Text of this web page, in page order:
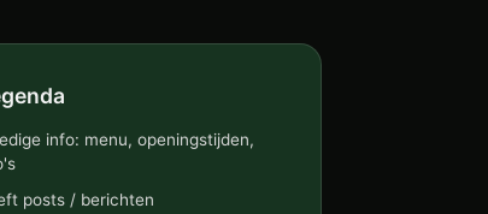
info: menu, openingstijden,
posts / berichten